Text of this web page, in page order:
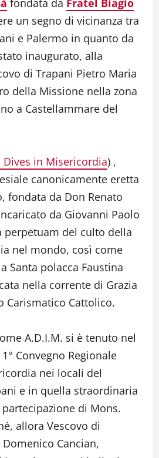
fondata da Fratel Biagio
un segno di vicinanza tra
e Palermo in quanto da
inaugurato, alla
di Trapani Pietro Maria
della Missione nella zona
a Castellammare del
Dives in Misericordia) ,
canonicamente eretta
fondata da Don Renato
da Giovanni Paolo
perpetuam del culto della
nel mondo, così come
Santa polacca Faustina
nella corrente di Grazia
Carismatico Cattolico.
A.D.I.M. si è tenuto nel
Convegno Regionale
nei locali del
e in quella straordinaria
di Mons.
allora Vescovo di
Cancian,